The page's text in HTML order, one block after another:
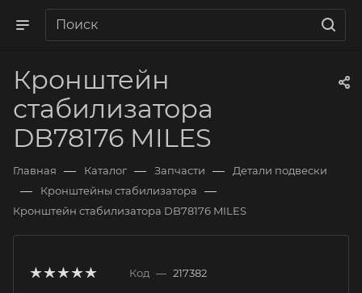
Кронштейн
стабилизатора
DB78176 MILES
Главная — Каталог — Запчасти — Детали подвески
— Кронштейны стабилизатора —
Кронштейн стабилизатора DB78176 MILES
Код — 217382